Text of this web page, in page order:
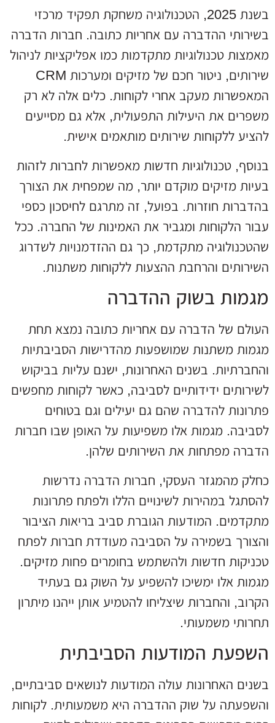
בשנת 2025, הטכנולוגיה משחקת תפקיד מרכזי
בשירותי ההדברה עם אחריות כתובה. חברות הדברה
מאמצות טכנולוגיות מתקדמות כמו אפליקציות לניהול
שירותים, ניטור חכם של מזיקים ומערכות CRM
המאפשרות מעקב אחרי לקוחות. כלים אלה לא רק
משפרים את היעילות התפעולית, אלא גם מסייעים
להציע ללקוחות שירותים מותאמים אישית.
בנוסף, טכנולוגיות חדשות מאפשרות לחברות לזהות
בעיות מזיקים מוקדם יותר, מה שמפחית את הצורך
בהדברות חוזרות. בפועל, זה מתרגם לחיסכון כספי
עבור הלקוחות ומגביר את האמינות של החברה. ככל
שהטכנולוגיה מתקדמת, כך גם ההזדמנויות לשדרוג
השירותים והרחבת ההצעות ללקוחות משתנות.
מגמות בשוק ההדברה
העולם של הדברה עם אחריות כתובה נמצא תחת
מגמות משתנות שמושפעות מהדרישות הסביבתיות
והחברתיות. בשנים האחרונות, ישנם עליות בביקוש
לשירותים ידידותיים לסביבה, כאשר לקוחות מחפשים
פתרונות להדברה שהם גם יעילים וגם בטוחים
לסביבה. מגמות אלו משפיעות על האופן שבו חברות
הדברה מפתחות את השירותים שלהן.
כחלק מהמגזר העסקי, חברות הדברה נדרשות
להסתגל במהירות לשינויים הללו ולפתח פתרונות
מתקדמים. המודעות הגוברת סביב בריאות הציבור
והצורך בשמירה על הסביבה מעודדת חברות לפתח
טכניקות חדשות ולהשתמש בחומרים פחות מזיקים.
מגמות אלו ימשיכו להשפיע על השוק גם בעתיד
הקרוב, והחברות שיצליחו להטמיע אותן ייהנו מיתרון
תחרותי משמעותי.
השפעת המודעות הסביבתית
בשנים האחרונות עולה המודעות לנושאים סביבתיים,
והשפעתה על שוק ההדברה היא משמעותית. לקוחות